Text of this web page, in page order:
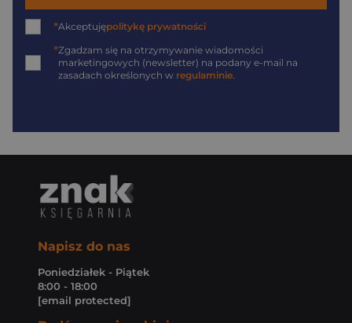
*Akceptujępolitykę prywatności
*Zgadzam się na otrzymywanie wiadomości
marketingowych (newsletter) na podany e-mail na
zasadach określonych w regulaminie.
Napisz do nas
Poniedziałek - Piątek
8:00 - 18:00
[email protected]